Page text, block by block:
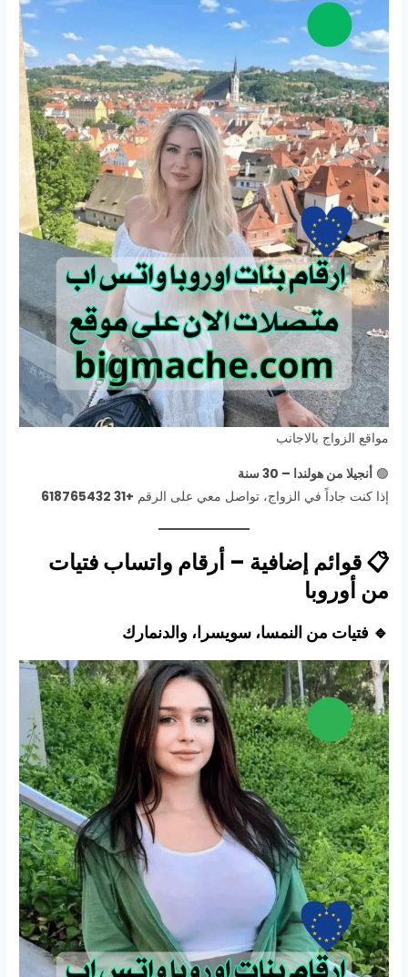
مواقع الزواج بالاجانب
🟢أنجيلا من هولندا – 30 سنة
إذا كنت جاداً في الزواج، تواصل معي على الرقم +31 618765432
📋 قوائم إضافية – أرقام واتساب فتيات
من أوروبا
🔹 فتيات من النمسا، سويسرا، والدنمارك